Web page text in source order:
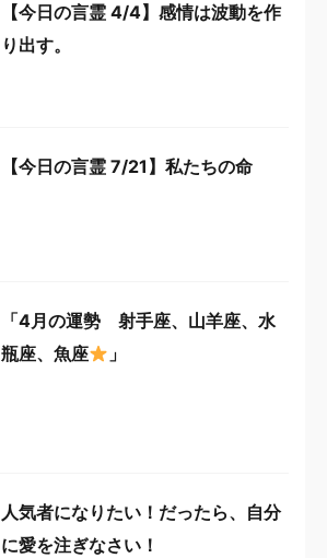
【今日の言霊 4/4】感情は波動を作
り出す。
【今日の言霊 7/21】私たちの命
「4月の運勢 射手座、山羊座、水
瓶座、魚座
」
人気者になりたい！だったら、自分
に愛を注ぎなさい！